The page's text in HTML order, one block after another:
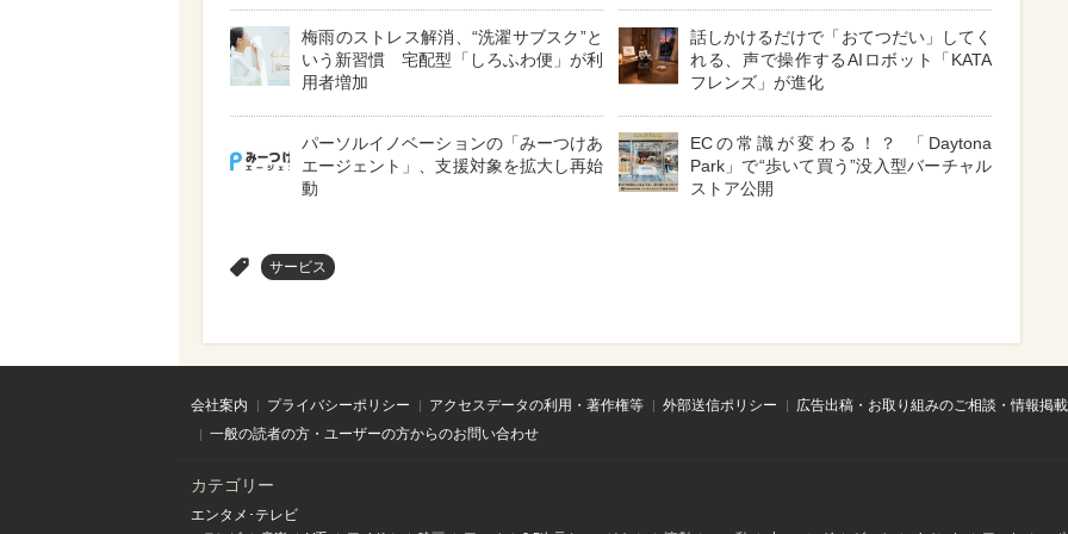
梅雨のストレス解消、“洗濯サブスク”と
いう新習慣 宅配型「しろふわ便」が利
用者増加
話しかけるだけで「おてつだい」してく
れる、声で操作するAIロボット「KATA
フレンズ」が進化
パーソルイノベーションの「みーつけあ
エージェント」、支援対象を拡大し再始
動
ECの常識が変わる！？ 「Daytona
Park」で“歩いて買う”没入型バーチャル
ストア公開
サービス
会社案内 プライバシーポリシー アクセスデータの利用・著作権等 外部送信ポリシー
広告出稿・お取り組みのご相談・情報掲
一般の読者の方・ユーザーの方からのお問い合わせ
カテゴリー
エンタメ･テレビ